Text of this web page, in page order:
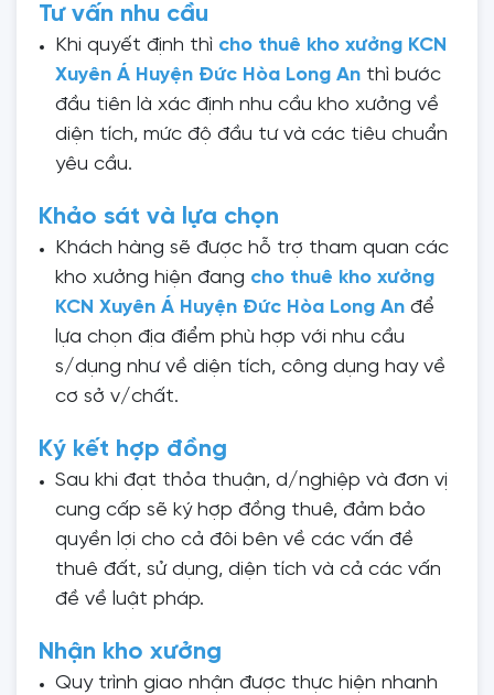
Tư vấn nhu cầu
Khi quyết định thì cho thuê kho xưởng KCN
Xuyên Á Huyện Đức Hòa Long An thì bước
đầu tiên là xác định nhu cầu kho xưởng về
diện tích, mức độ đầu tư và các tiêu chuẩn
yêu cầu.
Khảo sát và lựa chọn
Khách hàng sẽ được hỗ trợ tham quan các
kho xưởng hiện đang cho thuê kho xưởng
KCN Xuyên Á Huyện Đức Hòa Long An để
lựa chọn địa điểm phù hợp với nhu cầu
s/dụng như về diện tích, công dụng hay về
cơ sở v/chất.
Ký kết hợp đồng
Sau khi đạt thỏa thuận, d/nghiệp và đơn vị
cung cấp sẽ ký hợp đồng thuê, đảm bảo
quyền lợi cho cả đôi bên về các vấn đề
thuê đất, sử dụng, diện tích và cả các vấn
đề về luật pháp.
Nhận kho xưởng
Quy trình giao nhận được thực hiện nhanh